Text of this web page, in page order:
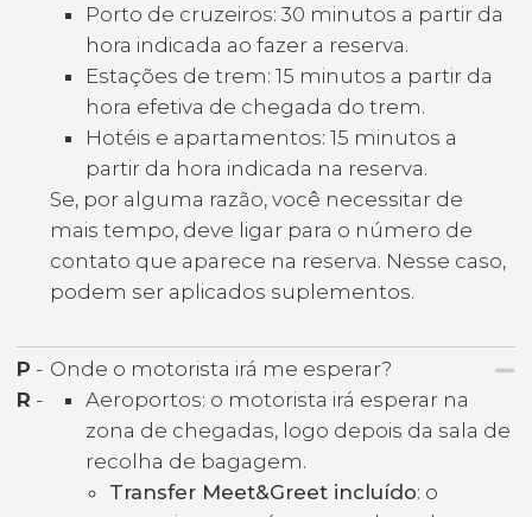
Porto de cruzeiros: 30 minutos a partir da
hora indicada ao fazer a reserva.
Estações de trem: 15 minutos a partir da
hora efetiva de chegada do trem.
Hotéis e apartamentos: 15 minutos a
partir da hora indicada na reserva.
Se, por alguma razão, você necessitar de
mais tempo, deve ligar para o número de
contato que aparece na reserva. Nesse caso,
podem ser aplicados suplementos.
P - Onde o motorista irá me esperar?
R -
Aeroportos: o motorista irá esperar na
zona de chegadas, logo depois da sala de
recolha de bagagem.
Transfer Meet&Greet incluído: o